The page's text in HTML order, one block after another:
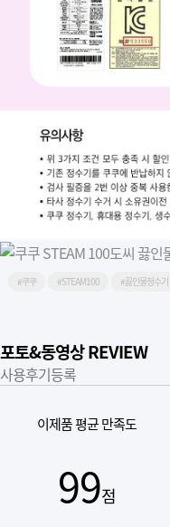
#쿠쿠 #STEAM100 #끓인물정수기
포토&동영상 REVIEW
사용후기등록
이제품 평균 만족도
99점